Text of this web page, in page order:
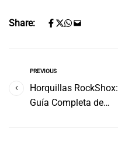
Share:
PREVIOUS
Horquillas RockShox:
Guía Completa de